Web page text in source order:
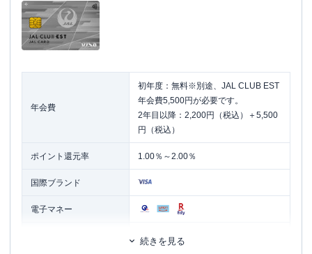
年会費
初年度：無料※別途、JAL CLUB EST
年会費5,500円が必要です。
2年目以降：2,200円（税込）＋5,500
円（税込）
ポイント還元率 1.00％～2.00％
国際ブランド
電子マネー
通常2～3週間
続きを見る